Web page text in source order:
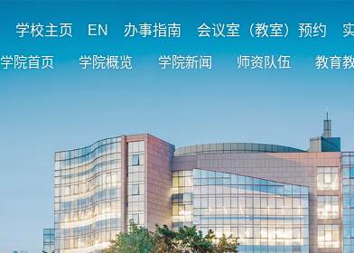
学校主页 EN 办事指南 会议室（教室）预约
学院首页 学院概览 学院新闻 师资队伍 教育